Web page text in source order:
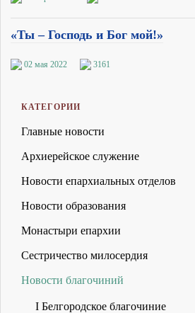
«Ты – Господь и Бог мой!»
02 мая 2022 3161
КАТЕГОРИИ
Главные новости
Архиерейское служение
Новости епархиальных отделов
Новости образования
Монастыри епархии
Сестричество милосердия
Новости благочиний
I Белгородское благочиние